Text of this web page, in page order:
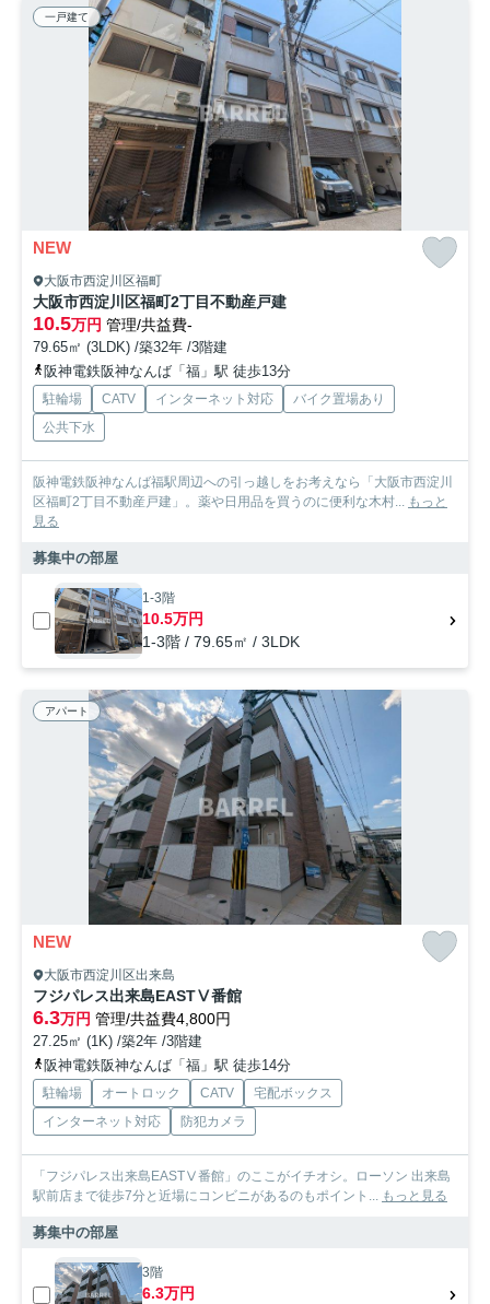
一戸建て
NEW
大阪市西淀川区福町
大阪市西淀川区福町2丁目不動産戸建
10.5万円 管理/共益費-
79.65㎡ (3LDK) /築32年 /3階建
阪神電鉄阪神なんば「福」駅 徒歩13分
駐輪場 CATV インターネット対応
バイク置場あり
公共下水
阪神電鉄阪神なんば福駅周辺への引っ越しをお考えなら「大阪市西淀川
区福町2丁目不動産戸建」。薬や日用品を買うのに便利な木村... もっと
見る
募集中の部屋
1-3階
10.5万円
1-3階 / 79.65㎡ / 3LDK
アパート
NEW
大阪市西淀川区出来島
フジパレス出来島EASTⅤ番館
6.3万円 管理/共益費4,800円
27.25㎡ (1K) /築2年 /3階建
阪神電鉄阪神なんば「福」駅 徒歩14分
駐輪場 オートロック CATV
宅配ボックス
インターネット対応
防犯カメラ
「フジパレス出来島EASTⅤ番館」のここがイチオシ。ローソン 出来島
駅前店まで徒歩7分と近場にコンビニがあるのもポイント... もっと見る
募集中の部屋
3階
6.3万円